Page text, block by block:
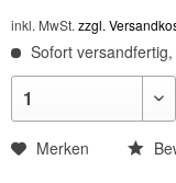
inkl. MwSt. zzgl.
Sofort
Merken